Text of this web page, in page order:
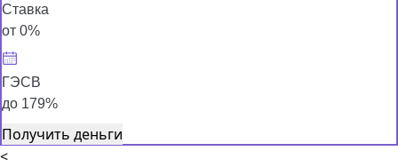
Ставка
от 0%
ГЭСВ
до 179%
Получить деньги
<